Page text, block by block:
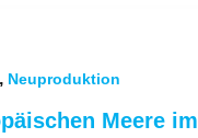
, Neuproduktion
Meere im